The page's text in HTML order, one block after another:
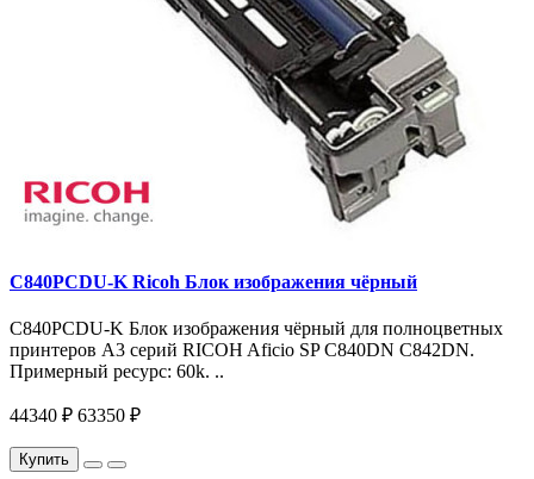
C840PCDU-K Ricoh Блок изображения чёрный
C840PCDU-K Блок изображения чёрный для полноцветных
принтеров A3 серий RICOH Aficio SP C840DN C842DN.
Примерный ресурс: 60k. ..
44340 ₽ 63350 ₽
Купить